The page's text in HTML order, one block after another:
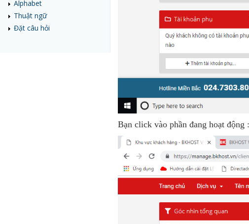
Alphabet
Thuật ngữ
Đặt câu hỏi
Bạn click vào phần đang hoạt động :